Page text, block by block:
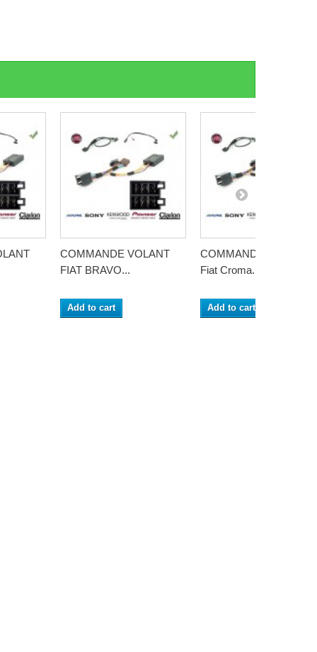
COMMANDE VOLANT
FIAT BRAVO...
Add to cart
COMMANDE VOLANT
Fiat Croma...
Add to cart